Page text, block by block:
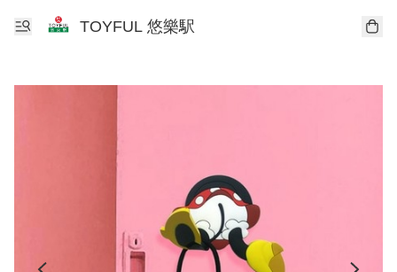
TOYFUL 悠樂駅